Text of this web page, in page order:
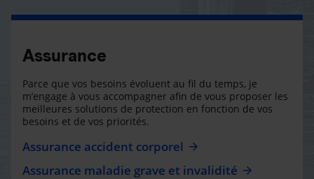
Assurance
Parce que vos besoins évoluent au fil du temps, je
m’engage à vous accompagner afin de vous proposer les
meilleures solutions de protection en fonction de vos
besoins et de vos priorités.
Assurance accident corporel
Assurance maladie grave et invalidité